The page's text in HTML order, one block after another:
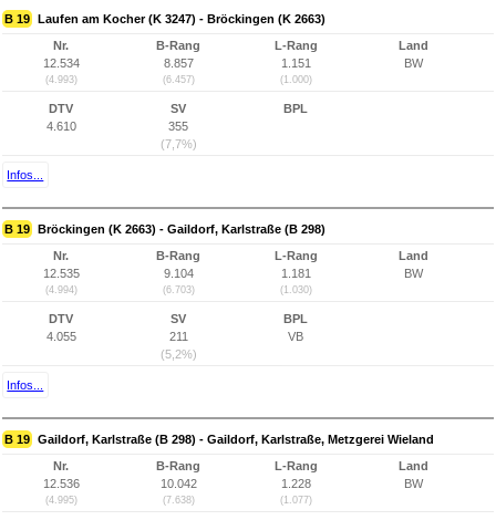
B 19 Laufen am Kocher (K 3247) - Bröckingen (K 2663)
Nr.
12.534
(4.993)
B-Rang
8.857
(6.457)
L-Rang
1.151
(1.000)
Land
BW
DTV
4.610
SV
355
(7,7%)
BPL
Infos...
B 19 Bröckingen (K 2663) - Gaildorf, Karlstraße (B 298)
Nr.
12.535
(4.994)
B-Rang
9.104
(6.703)
L-Rang
1.181
(1.030)
Land
BW
DTV
4.055
SV
211
(5,2%)
BPL
VB
Infos...
B 19 Gaildorf, Karlstraße (B 298) - Gaildorf, Karlstraße, Metzgerei Wieland
Nr.
12.536
(4.995)
B-Rang
10.042
(7.638)
L-Rang
1.228
(1.077)
Land
BW